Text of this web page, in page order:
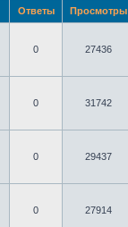
Ответы Просмотры
0 27436
0 31742
0 29437
0 27914